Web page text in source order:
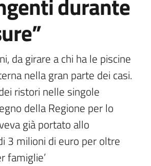
durante
da girare a chi ha le piscine
nella gran parte dei casi.
ristori nelle singole
della Regione per lo
già portato allo
3 milioni di euro per oltre
famiglie’